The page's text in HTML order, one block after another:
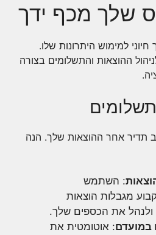
שלך מכף ידך
למימוש היתרונות שלו.
ההוצאות והתשלומים בצורה
תדיר אחר ההוצאות שלך. הנה
: השתמש
מגבלות הוצאות
ולנהל את הכספים שלך.
במועדם: אוטומטית את